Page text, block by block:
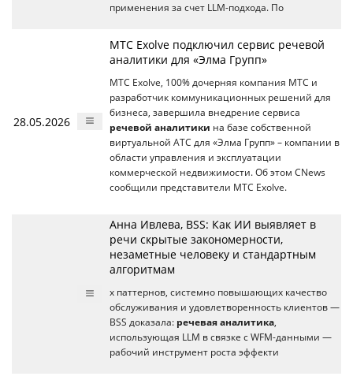
применения за счет LLM-подхода. По
28.05.2026
МТС Exolve подключил сервис речевой
аналитики для «Элма Групп»
МТС Exolve, 100% дочерняя компания МТС и
разработчик коммуникационных решений для
бизнеса, завершила внедрение сервиса
речевой аналитики на базе собственной
виртуальной АТС для «Элма Групп» – компании в
области управления и эксплуатации
коммерческой недвижимости. Об этом CNews
сообщили представители МТС Exolve.
Анна Ивлева, BSS: Как ИИ выявляет в
речи скрытые закономерности,
незаметные человеку и стандартным
алгоритмам
х паттернов, системно повышающих качество
обслуживания и удовлетворенность клиентов —
BSS доказала: речевая аналитика
использующая LLM в связке с WFM-данными —
рабочий инструмент роста эффекти